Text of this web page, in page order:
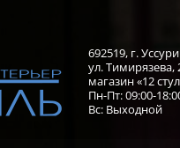
692519, г.
ул. Тимирязева,
магазин «12
Пн-Пт: 09:00-
Вс: Выходной